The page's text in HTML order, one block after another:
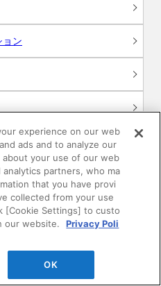
ョン
experience on our web
ads and to analyze our
your use of our web
partners, who ma
that you have provi
collected from your use
[Cookie Settings] to custo
our website.
Privacy Poli
OK